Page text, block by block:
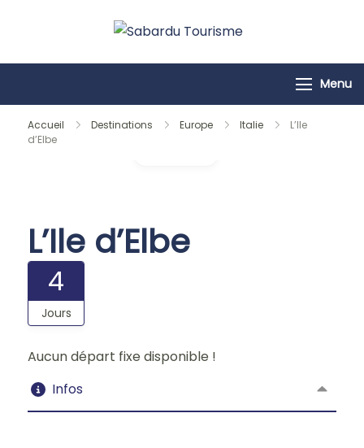
Tourisme
Menu
Accueil Destinations Europe Italie
L’Ile
d’Elbe
L’Ile d’Elbe
4
Jours
Aucun départ fixe disponible !
Infos